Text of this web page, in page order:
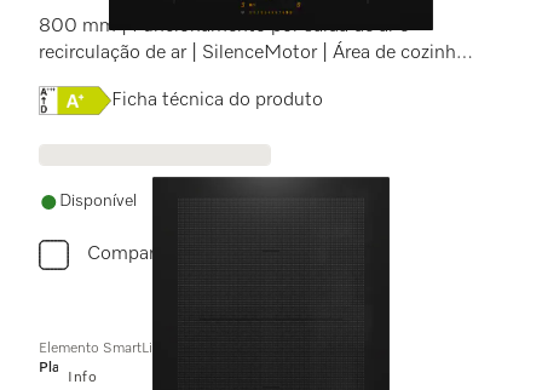
800 mm | Funcionamento por saída de ar e
recirculação de ar | SilenceMotor | Área de cozinhar
Online Label Flag, Etiqueta energética
Ficha técnica do produto
Disponível
Comparar
Info
Elemento SmartLine
Platinum